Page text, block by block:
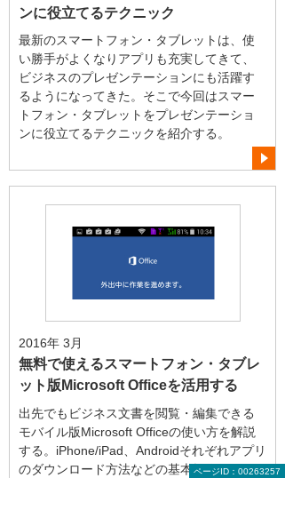
ンに役立てるテクニック
最新のスマートフォン・タブレットは、使
い勝手がよくなりアプリも充実してきて、
ビジネスのプレゼンテーションにも活躍す
るようになってきた。そこで今回はスマー
トフォン・タブレットをプレゼンテーショ
ンに役立てるテクニックを紹介する。
2016年 3月
無料で使えるスマートフォン・タブレ
ット版Microsoft Officeを活用する
出先でもビジネス文書を閲覧・編集できる
モバイル版Microsoft Officeの使い方を解説
する。iPhone/iPad、Androidそれぞれアプリ
のダウンロード方法などの基本操作にはじ
ページID：00263257